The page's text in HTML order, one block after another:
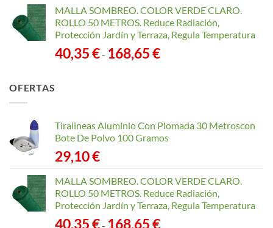
MALLA SOMBREO. COLOR VERDE CLARO.
ROLLO 50 METROS. Reduce Radiación,
Protección Jardín y Terraza, Regula Temperatura
40,35€- 168,65€Rango
168,65 €
OFERTAS
Tiralineas Aluminio Con Plomada 30 Metroscon
Bote De Polvo 100 Gramos
29,10€
MALLA SOMBREO. COLOR VERDE CLARO.
ROLLO 50 METROS. Reduce Radiación,
Protección Jardín y Terraza, Regula Temperatura
40,35€- 168,65€Rango